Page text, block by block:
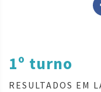
1º turno
RESULTADOS EM